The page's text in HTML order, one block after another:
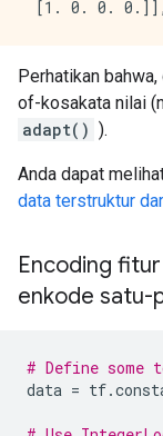
Perhatikan
of-kosakata nilai
adapt() ).
Anda dapat
data terstruktur
Encoding
enkode satu-
# Define some
data = tf.